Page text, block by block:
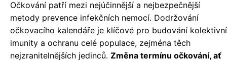
Očkování patří mezi nejúčinnější a nejbezpečnější
metody prevence infekčních nemocí. Dodržování
očkovacího kalendáře je klíčové pro budování kolektivní
imunity a ochranu celé populace, zejména těch
nejzranitelnějších jedinců. Změna termínu očkování, ať